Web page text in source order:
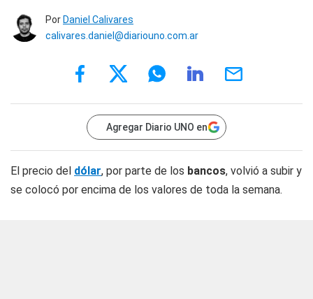
Por Daniel Calivares
calivares.daniel@diariouno.com.ar
Agregar Diario UNO en
El precio del dólar, por parte de los bancos, volvió a subir y
se colocó por encima de los valores de toda la semana.